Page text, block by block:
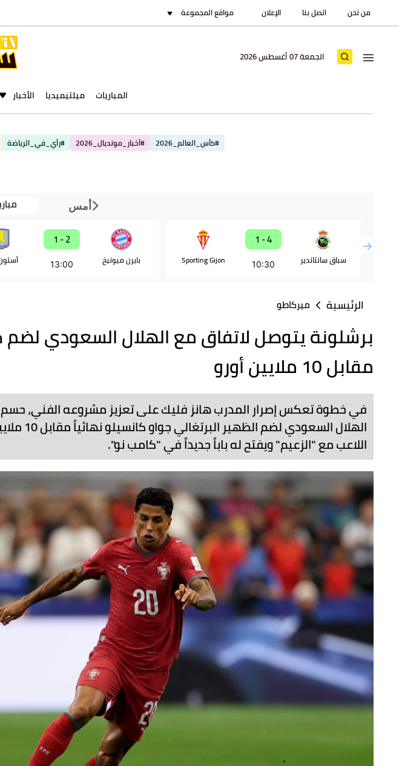
من نحن اتصل بنا الإعلان مواقع المجموعة
الجمعة 07 أغسطس 2026
المباريات ميلتيميديا الأخبار
#كأس_العالم_2026 #أخبار_مونديال_2026 #رأي_في_الرياضة
أمس
سباق سانتاندير
4 - 1
10:30
Sporting Gijon بايرن ميونيخ
2 - 1
13:00
الرئيسية ميركاطو
برشلونة يتوصل لاتفاق مع الهلال السعودي لضم
مقابل 10 ملايين أورو
في خطوة تعكس إصرار المدرب هانز فليك على تعزيز مشروعه الفني، حسم
الهلال
اللاعب مع "الزعيم" ويفتح له باباً جديداً في "كامب نو".